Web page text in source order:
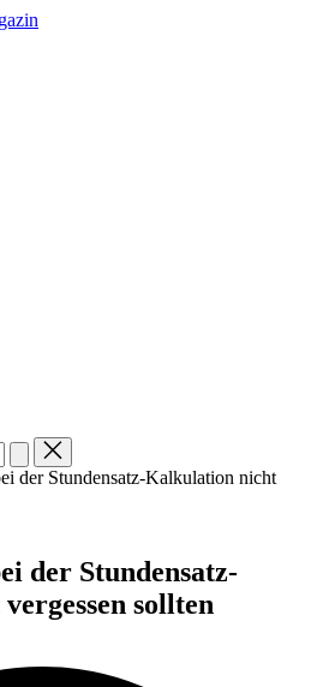
der Stundensatz-Kalkulation nicht
der Stundensatz-
sollten